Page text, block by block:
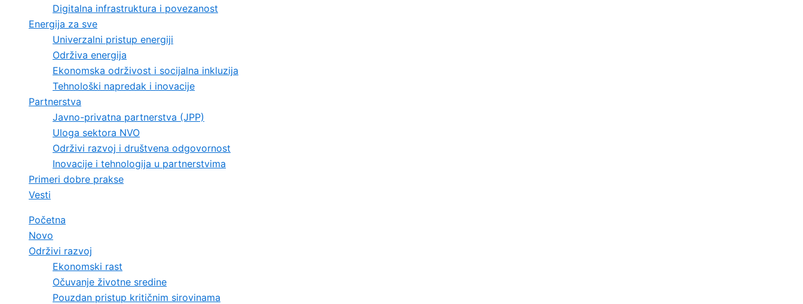
Digitalna infrastruktura i povezanost
Energija za sve
Univerzalni pristup energiji
Održiva energija
Ekonomska održivost i socijalna inkluzija
Tehnološki napredak i inovacije
Partnerstva
Javno-privatna partnerstva (JPP)
Uloga sektora NVO
Održivi razvoj i društvena odgovornost
Inovacije i tehnologija u partnerstvima
Primeri dobre prakse
Vesti
Početna
Novo
Održivi razvoj
Ekonomski rast
Očuvanje životne sredine
Pouzdan pristup kritičnim sirovinama